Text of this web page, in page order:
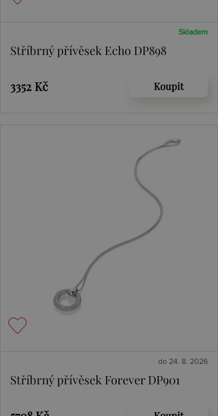
Skladem
Stříbrný přívěsek Echo DP898
3352 Kč Koupit
do 24. 8. 2026
Stříbrný přívěsek Forever DP901